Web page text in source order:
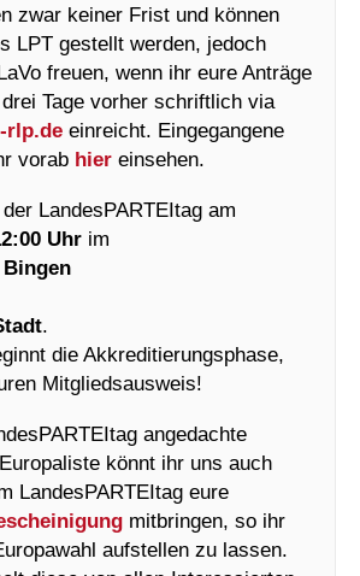
zwar keiner Frist und können
LPT gestellt werden, jedoch
freuen, wenn ihr eure Anträge
Tage vorher schriftlich via
rlp.de einreicht. Eingegangene
vorab hier einsehen.
LandesPARTEItag am
Uhr im
.
die Akkreditierungsphase,
Mitgliedsausweis!
angedachte
könnt ihr uns auch
LandesPARTEItag eure
mitbringen, so ihr
aufstellen zu lassen.